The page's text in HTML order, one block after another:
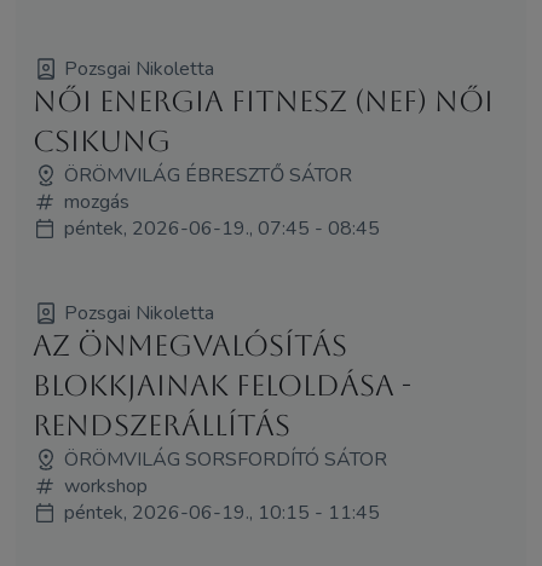
Pozsgai Nikoletta
Női Energia Fitnesz (NEF) Női
Csikung
ÖRÖMVILÁG ÉBRESZTŐ SÁTOR
mozgás
péntek, 2026-06-19., 07:45 - 08:45
Pozsgai Nikoletta
Az Önmegvalósítás
Blokkjainak Feloldása -
rendszerállítás
ÖRÖMVILÁG SORSFORDÍTÓ SÁTOR
workshop
péntek, 2026-06-19., 10:15 - 11:45